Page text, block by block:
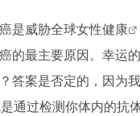
是威胁全球女性健康
的最主要原因。幸
答案是否定的，因为
通过检测你体内的抗